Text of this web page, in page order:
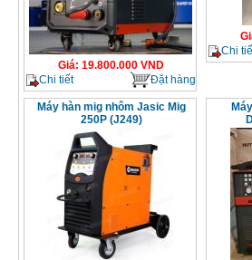
Giá: 19.800.000 VND
Chi tiết
Đặt hàng
Chi
Máy hàn mig nhôm Jasic Mig
250P (J249)